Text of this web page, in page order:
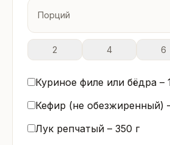
Порций
2 4 6
Куриное филе или бёдра –
Кефир (не обезжиренный)
Лук репчатый – 350 г